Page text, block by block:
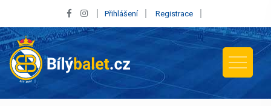
Přihlášení Registrace